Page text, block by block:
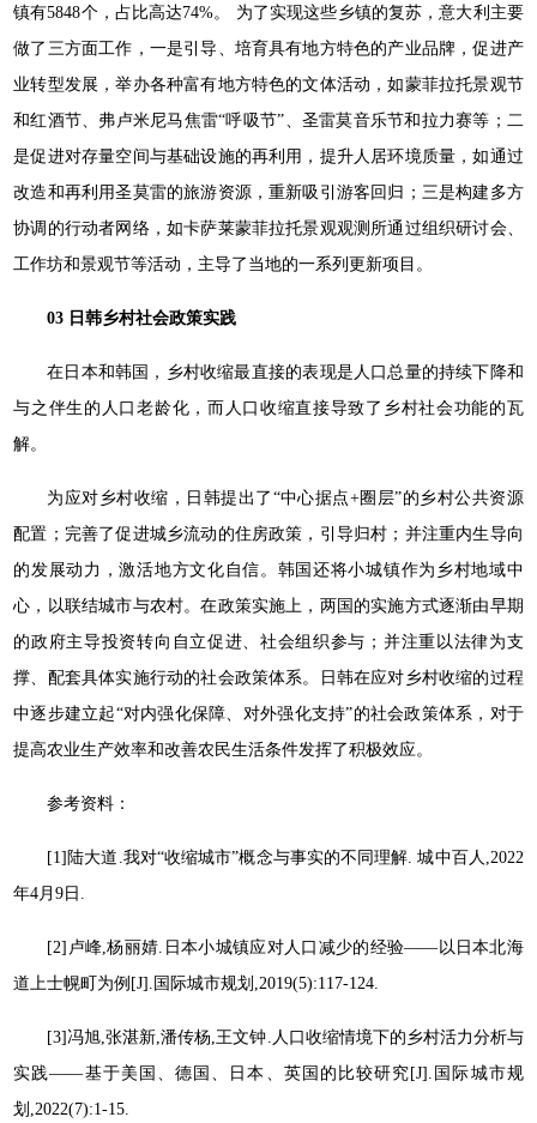
镇有5848个，占比高达74%。 为了实现这些乡镇的复苏，意大利主要
做了三方面工作，一是引导、培育具有地方特色的产业品牌，促进产
业转型发展，举办各种富有地方特色的文体活动，如蒙菲拉托景观节
和红酒节、弗卢米尼马焦雷“呼吸节”、圣雷莫音乐节和拉力赛等；二
是促进对存量空间与基础设施的再利用，提升人居环境质量，如通过
改造和再利用圣莫雷的旅游资源，重新吸引游客回归；三是构建多方
协调的行动者网络，如卡萨莱蒙菲拉托景观观测所通过组织研讨会、
工作坊和景观节等活动，主导了当地的一系列更新项目。
03 日韩乡村社会政策实践
在日本和韩国，乡村收缩最直接的表现是人口总量的持续下降和
与之伴生的人口老龄化，而人口收缩直接导致了乡村社会功能的瓦
解。
为应对乡村收缩，日韩提出了“中心据点+圈层”的乡村公共资源
配置；完善了促进城乡流动的住房政策，引导归村；并注重内生导向
的发展动力，激活地方文化自信。韩国还将小城镇作为乡村地域中
心，以联结城市与农村。在政策实施上，两国的实施方式逐渐由早期
的政府主导投资转向自立促进、社会组织参与；并注重以法律为支
撑、配套具体实施行动的社会政策体系。日韩在应对乡村收缩的过程
中逐步建立起“对内强化保障、对外强化支持”的社会政策体系，对于
提高农业生产效率和改善农民生活条件发挥了积极效应。
参考资料：
[1]陆大道.我对“收缩城市”概念与事实的不同理解. 城中百人,2022
年4月9日.
[2]卢峰,杨丽婧.日本小城镇应对人口减少的经验——以日本北海
道上士幌町为例[J].国际城市规划,2019(5):117-124.
[3]冯旭,张湛新,潘传杨,王文钟.人口收缩情境下的乡村活力分析与
实践——基于美国、德国、日本、英国的比较研究[J].国际城市规
划,2022(7):1-15.